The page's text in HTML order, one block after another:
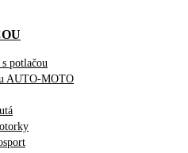
potlačou
AUTO-MOTO